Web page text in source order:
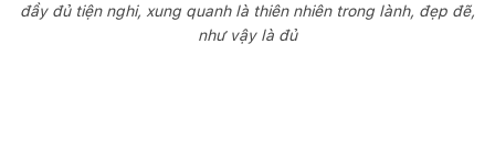
đầy đủ tiện nghi, xung quanh là thiên nhiên trong lành, đẹp đẽ,
như vậy là đủ